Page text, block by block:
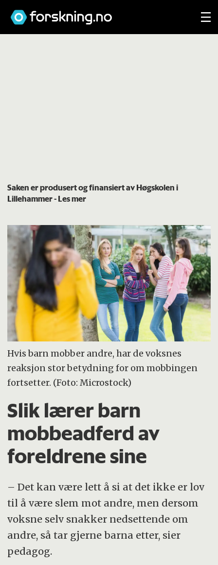
Saken er produsert og finansiert av Høgskolen i
Lillehammer- Les mer
Hvis barn mobber andre, har de voksnes
reaksjon stor betydning for om mobbingen
fortsetter. (Foto: Microstock)
Slik lærer barn
mobbeadferd av
foreldrene sine
– Det kan være lett å si at det ikke er lov
til å være slem mot andre, men dersom
voksne selv snakker nedsettende om
andre, så tar gjerne barna etter, sier
pedagog.